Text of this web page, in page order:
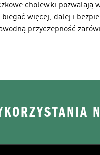
cholewki pozwalają
więcej, dalej i
przyczepność